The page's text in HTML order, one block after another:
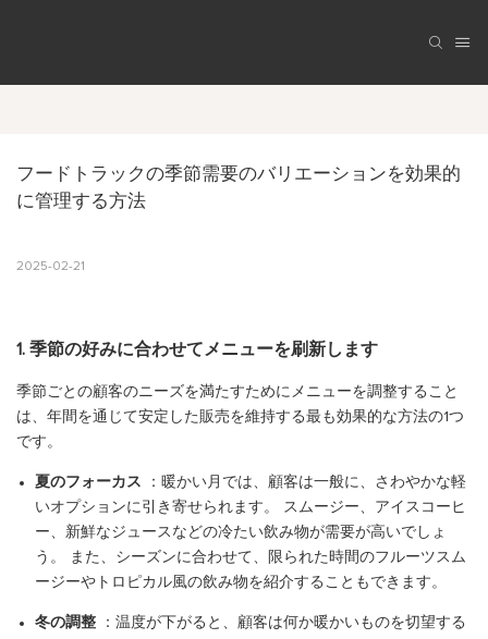
フードトラックの季節需要のバリエーションを効果的
に管理する方法
2025-02-21
1. 季節の好みに合わせてメニューを刷新します
季節ごとの顧客のニーズを満たすためにメニューを調整すること
は、年間を通じて安定した販売を維持する最も効果的な方法の1つ
です。
夏のフォーカス
：暖かい月では、顧客は一般に、さわやかな軽
いオプションに引き寄せられます。 スムージー、アイスコーヒ
ー、新鮮なジュースなどの冷たい飲み物が需要が高いでしょ
う。 また、シーズンに合わせて、限られた時間のフルーツスム
ージーやトロピカル風の飲み物を紹介することもできます。
冬の調整
：温度が下がると、顧客は何か暖かいものを切望する